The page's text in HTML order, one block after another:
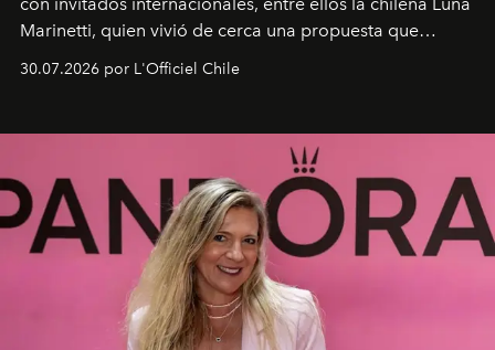
con invitados internacionales, entre ellos la chilena Luna
Marinetti, quien vivió de cerca una propuesta que
fusiona moda y rendimiento.
30.07.2026 por L'Officiel Chile